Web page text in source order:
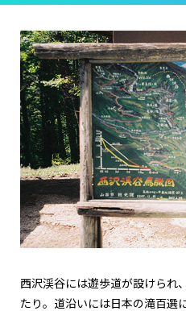
西沢渓谷には遊歩道が設けられ
たり。道沿いには日本の滝百選